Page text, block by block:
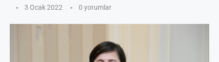
3 Ocak 2022 0 yorumlar